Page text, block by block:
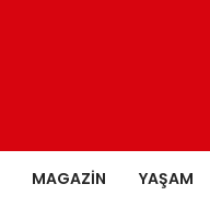
MAGAZIN YAŞAM